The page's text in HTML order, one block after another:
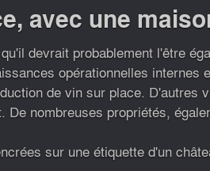
avec une
devrait probablement l'être
opérationnelles
de vin sur place.
nombreuses propriétés,
sur une étiquette d'un